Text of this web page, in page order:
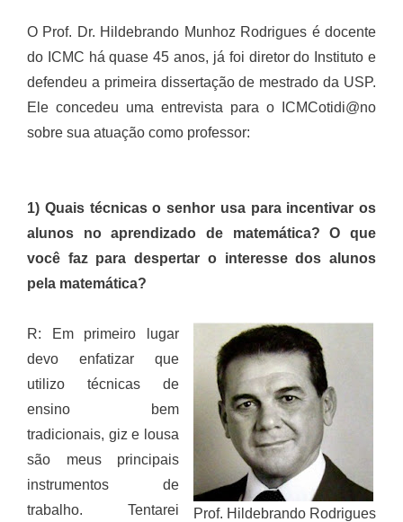
O Prof. Dr. Hildebrando Munhoz Rodrigues é docente
do ICMC há quase 45 anos, já foi diretor do Instituto e
defendeu a primeira dissertação de mestrado da USP.
Ele concedeu uma entrevista para o ICMCotidi@no
sobre sua atuação como professor:
1) Quais técnicas o senhor usa para incentivar os
alunos no aprendizado de matemática? O que
você faz para despertar o interesse dos alunos
pela matemática?
Prof. Hildebrando Rodrigues
R: Em primeiro lugar
devo enfatizar que
utilizo técnicas de
ensino bem
tradicionais, giz e lousa
são meus principais
instrumentos de
trabalho. Tentarei